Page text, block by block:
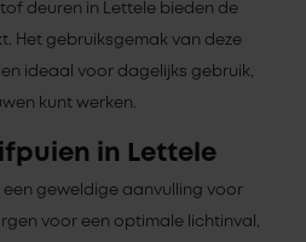
deuren in Lettele bieden de
Het gebruiksgemak van deze
ideaal voor dagelijks gebruik,
kunt werken.
in Lettele
een geweldige aanvulling voor
voor een optimale lichtinval,